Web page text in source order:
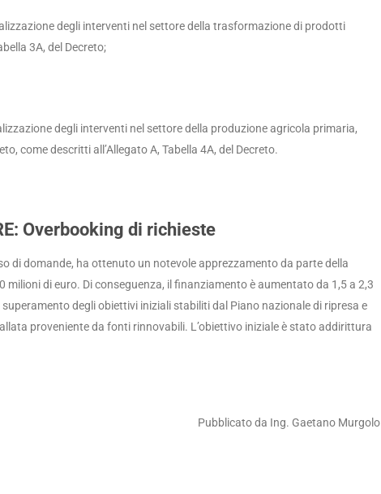
degli interventi nel settore della trasformazione di prodotti
3A, del Decreto;
degli interventi nel settore della produzione agricola primaria,
come descritti all’Allegato A, Tabella 4A, del Decreto.
Overbooking di richieste
di domande, ha ottenuto un notevole apprezzamento da parte della
di euro. Di conseguenza, il finanziamento è aumentato da 1,5 a 2,3
degli obiettivi iniziali stabiliti dal Piano nazionale di ripresa e
proveniente da fonti rinnovabili. L’obiettivo iniziale è stato addirittura
Pubblicato da Ing. Gaetano Murgolo